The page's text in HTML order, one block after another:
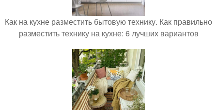
Как на кухне разместить бытовую технику. Как правильно
разместить технику на кухне: 6 лучших вариантов